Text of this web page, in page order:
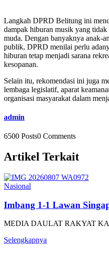
Langkah DPRD Belitung ini
dampak hiburan musik yang tidak
muda. Dengan banyaknya anak-
publik, DPRD menilai perlu
hiburan tetap menjadi sarana
kesopanan.
Selain itu, rekomendasi ini juga
lembaga legislatif, aparat
organisasi masyarakat dalam
admin
6500 Posts0 Comments
Artikel Terkait
Nasional
Imbang 1-1 Lawan
MEDIA DAULAT RAKYAT
Selengkapnya